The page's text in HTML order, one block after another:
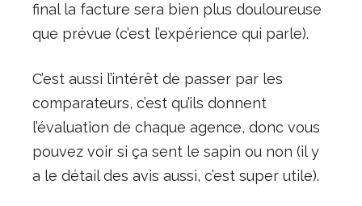
final la facture sera bien plus douloureuse
que prévue (c’est l’expérience qui parle).
C’est aussi l’intérêt de passer par les
comparateurs, c’est qu’ils donnent
l’évaluation de chaque agence, donc vous
pouvez voir si ça sent le sapin ou non (il y
a le détail des avis aussi, c’est super utile).